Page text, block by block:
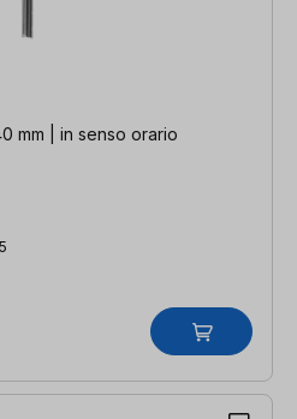
mm | in senso orario